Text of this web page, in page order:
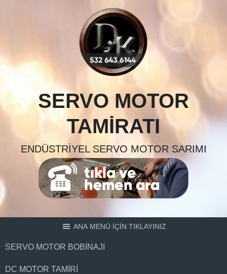
SERVO MOTOR
TAMIRATI
ENDÜSTRIYEL SERVO MOTOR SARIMI
ANA MENÜ İÇİN TIKLAYINIZ
SERVO MOTOR BOBINAJI
DC MOTOR TAMIRI